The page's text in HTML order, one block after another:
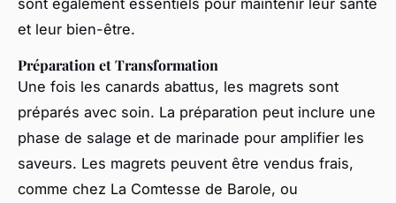
et leur bien-être.
Préparation et Transformation
Une fois les canards abattus, les magrets sont
préparés avec soin. La préparation peut inclure une
phase de salage et de marinade pour amplifier les
saveurs. Les magrets peuvent être vendus frais,
comme chez La Comtesse de Barole, ou